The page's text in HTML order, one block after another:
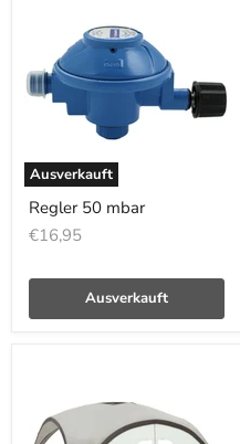
Ausverkauft
Regler 50 mbar
€16,95
Ausverkauft